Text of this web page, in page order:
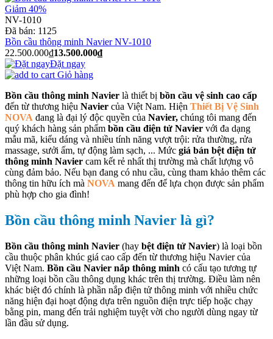
Giảm 40%
NV-1010
Đã bán: 1125
Bồn cầu thông minh Navier NV-1010
22.500.000₫13.500.000₫
Đặt ngay
Giỏ hàng
Bồn cầu thông minh Navier là thiết bị bồn cầu vệ sinh cao cấp
đến từ thương hiệu Navier của Việt Nam. Hiện Thiết Bị Vệ Sinh
NOVA đang là đại lý độc quyền của Navier, chúng tôi mang đến
quý khách hàng sản phẩm bồn cầu điện tử Navier với đa dạng
mẫu mã, kiểu dáng và nhiều tính năng vượt trội: rửa thường, rửa
massage, sưởi ấm, tự động làm sạch, ... Mức giá bán bệt điện tử
thông minh Navier cam kết rẻ nhất thị trường mà chất lượng vô
cùng đảm bảo. Nếu bạn đang có nhu cầu, cùng tham khảo thêm các
thông tin hữu ích mà NOVA mang đến để lựa chọn được sản phẩm
phù hợp cho gia đình!
Bồn cầu thông minh Navier là gì?
Bồn cầu thông minh Navier (hay bệt điện tử Navier) là loại bồn
cầu thuộc phân khúc giá cao cấp đến từ thương hiệu Navier của
Việt Nam. Bồn cầu Navier nắp thông minh có cấu tạo tương tự
những loại bồn cầu thông dụng khác trên thị trường. Điều làm nên
khác biệt đó chính là phần nắp điện tử thông minh với nhiều chức
năng hiện đại hoạt động dựa trên nguồn điện trực tiếp hoặc chạy
bằng pin, mang đến trải nghiệm tuyệt vời cho người dùng ngay từ
lần đầu sử dụng.